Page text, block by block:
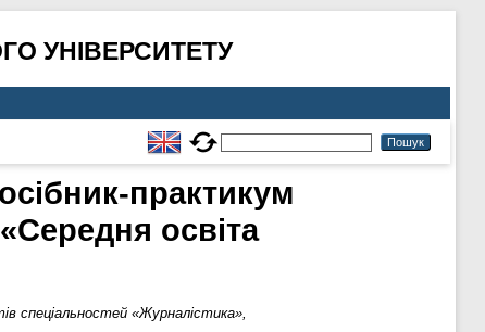
УНІВЕРСИТЕТУ
практикум
освіта
спеціальностей «Журналістика»,